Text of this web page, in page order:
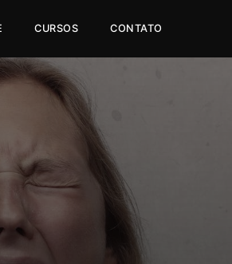
CURSOS CONTATO